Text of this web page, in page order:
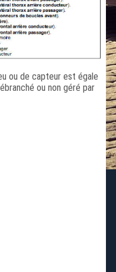
ou de capteur est égale
ou non géré par